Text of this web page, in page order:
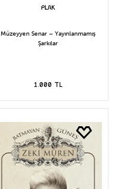
Müzeyyen Senar – Yayınlanmamış
Şarkılar
1.000 TL